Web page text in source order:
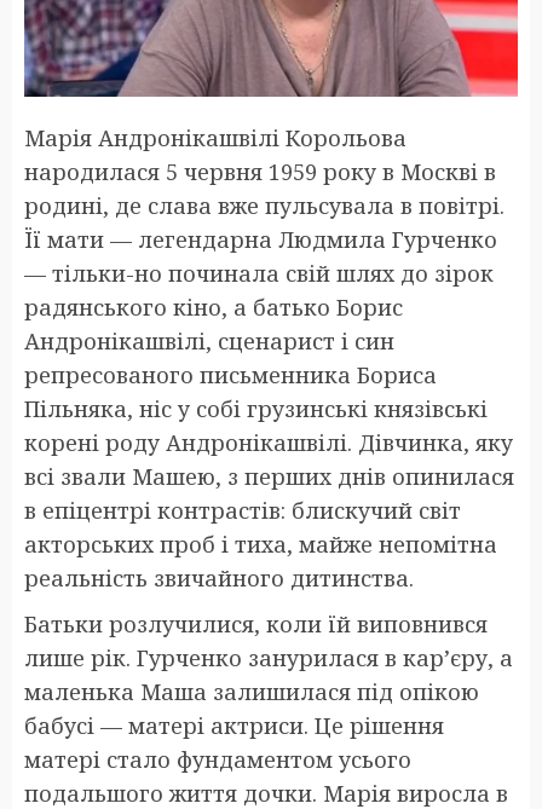
Марія Андронікашвілі Корольова
народилася 5 червня 1959 року в Москві в
родині, де слава вже пульсувала в повітрі.
Її мати — легендарна Людмила Гурченко
— тільки-но починала свій шлях до зірок
радянського кіно, а батько Борис
Андронікашвілі, сценарист і син
репресованого письменника Бориса
Пільняка, ніс у собі грузинські князівські
корені роду Андронікашвілі. Дівчинка, яку
всі звали Машею, з перших днів опинилася
в епіцентрі контрастів: блискучий світ
акторських проб і тиха, майже непомітна
реальність звичайного дитинства.
Батьки розлучилися, коли їй виповнився
лише рік. Гурченко занурилася в кар’єру, а
маленька Маша залишилася під опікою
бабусі — матері актриси. Це рішення
матері стало фундаментом усього
подальшого життя дочки. Марія виросла в